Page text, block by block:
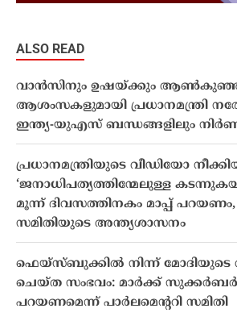
ALSO READ
വാൻസിനും ഉഷയ്ക്കും
ആശംസകളുമായി പ്രധാനമന്ത്രി
ഇന്ത്യ-യുഎസ് ബന്ധങ്ങളിലും
പ്രധാനമന്ത്രിയുടെ വീഡിയോ
‘ജനാധിപത്യത്തിന്മേലുള്ള
മൂന്ന് ദിവസത്തിനകം മാപ്പ് പറയണം,
സമിതിയുടെ അന്ത്യശാസനം
ഫെയ്‌സ്ബുക്കിൽ നിന്ന് മോദിയുടെ
ചെയ്ത സംഭവം: മാർക്ക് സുക്കർബർഗ്
പറയണമെന്ന് പാർലമെന്ററി സമിതി